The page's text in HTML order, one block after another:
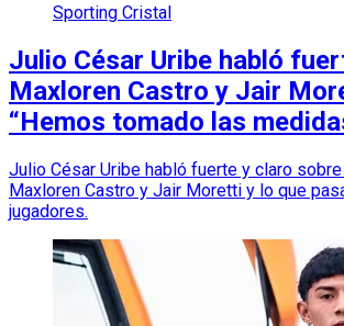
Sporting Cristal
Julio César Uribe habló
Maxloren Castro y Jair
“Hemos tomado las
Julio César Uribe habló fuerte y claro
Maxloren Castro y Jair Moretti y lo que
jugadores.